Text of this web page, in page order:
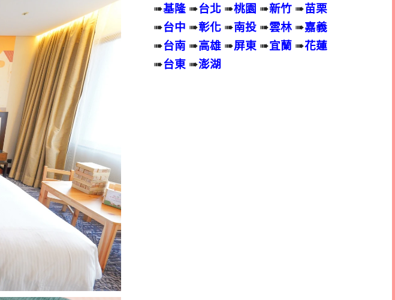
➠基隆 ➠台北 ➠桃園 ➠新竹 ➠苗栗
➠台中 ➠彰化 ➠南投 ➠雲林 ➠嘉義
➠台南 ➠高雄 ➠屏東 ➠宜蘭 ➠花蓮
➠台東 ➠澎湖